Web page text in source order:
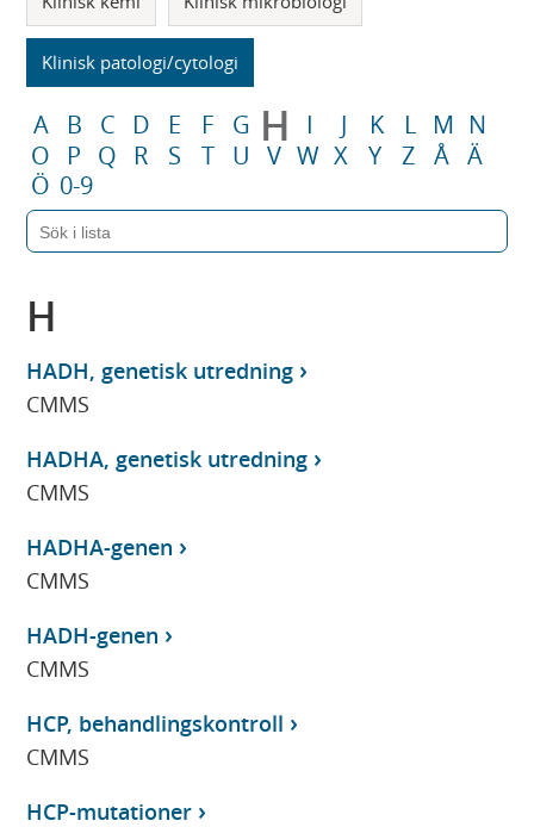
Klinisk patologi/cytologi
A B C D E F G H I J K L M N
O
P Q R S T U V W X Y Z Å Ä
Ö 0-9
H
HADH, genetisk utredning
CMMS
HADHA, genetisk utredning
CMMS
HADHA-genen
CMMS
HADH-genen
CMMS
HCP, behandlingskontroll
CMMS
HCP-mutationer